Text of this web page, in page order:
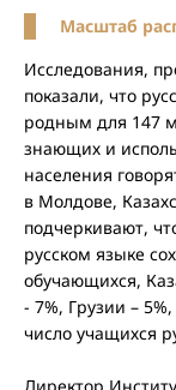
Масштаб
Исследования,
показали, что
родным для 147
знающих и
населения
в Молдове,
подчеркивают,
русском языке
обучающихся,
- 7%, Грузии –
число учащихся